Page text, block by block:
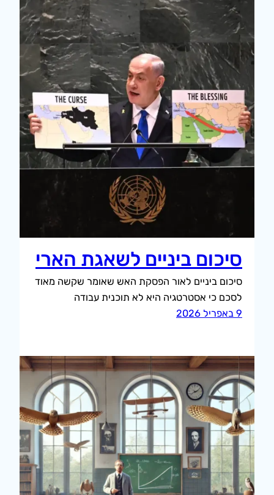
סיכום ביניים לשאגת הארי
סיכום ביניים לאור הפסקת האש שאומר שקשה מאוד
לסכם כי אסטרטגיה היא לא תוכנית עבודה
9 באפריל 2026